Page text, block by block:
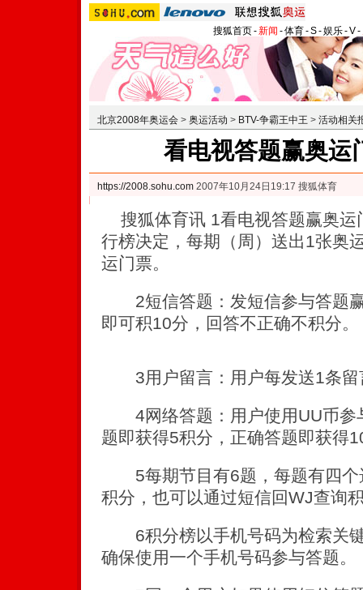
搜狐首页-新闻 -体育-S-娱乐-V-
北京2008年奥运会 > 奥运活动 > BTV-争霸王中王 > 活动相关
看电视答题赢奥运
https://2008.sohu.com 2007年10月24日19:17 搜狐体育
搜狐体育讯 1看电视答题赢奥运
行榜决定，每期（周）送出1张奥
运门票。
2短信答题：发短信参与答题赢
即可积10分，回答不正确不积分。
3用户留言：用户每发送1条留
4网络答题：用户使用UU币参
题即获得5积分，正确答题即获得
5每期节目有6题，每题有四个
积分，也可以通过短信回WJ查询
6积分榜以手机号码为检索关键
确保使用一个手机号码参与答题。